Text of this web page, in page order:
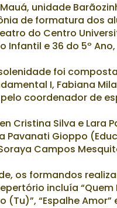
unidade
de formatura dos
do Centro
Infantil e 36 do 5º
foi
I, Fabiana
coordenador de
Cristina Silva e
Pavanati Gioppo
Campos
os formandos
incluía “Quem
(Tu)”, “Espalhe Amor”